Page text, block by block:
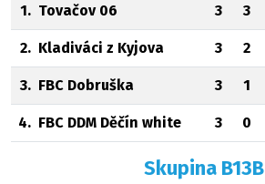
1. Tovačov 06 3 3
2. Kladiváci z Kyjova 3 2
3. FBC Dobruška 3 1
4. FBC DDM Děčín white 3 0
Skupina B13B